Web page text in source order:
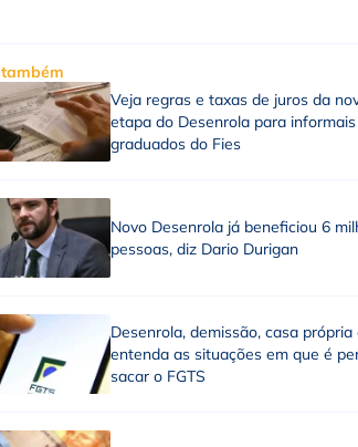
Veja regras e taxas de juros da
etapa do Desenrola para informais
graduados do Fies
Novo Desenrola já beneficiou 6
pessoas, diz Dario Durigan
Desenrola, demissão, casa própria
entenda as situações em que é
sacar o FGTS